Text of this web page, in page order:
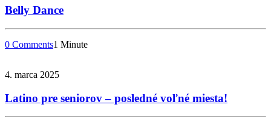
Belly Dance
0 Comments1 Minute
4. marca 2025
Latino pre seniorov – posledné voľné miesta!